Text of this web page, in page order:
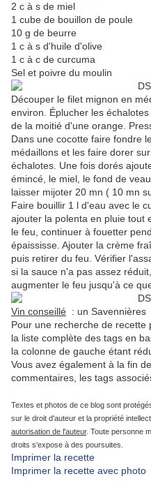
2 c à s de miel
1 cube de bouillon de poule
10 g de beurre
1 c à s d'huile d'olive
1 c à c de curcuma
Sel et poivre du moulin
Découper le filet mignon en
environ. Éplucher les
de la moitié d'une orange.
Dans une cocotte faire fondre
médaillons et les faire dorer
échalotes. Une fois dorés
émincé, le miel, le fond de
laisser mijoter 20 mn ( 10 mn
Faire bouillir 1 l d'eau avec le
ajouter la polenta en pluie tout
le feu, continuer à fouetter
épaississe. Ajouter la crème
puis retirer du feu. Vérifier
si la sauce n'a pas assez
augmenter le feu jusqu'à ce
Vin conseillé : un Savennières
Pour une recherche de recette
la liste complète des tags en
la colonne de gauche étant
Vous avez également à la fin
commentaires, les tags
Textes et photos de ce blog sont
sur le droit d'auteur et la propriété
autorisation de l'auteur. Toute personne
droits s'expose à des poursuites.
Imprimer la recette
Imprimer la recette avec photo